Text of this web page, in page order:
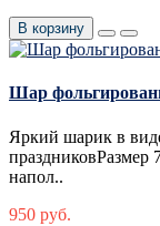
В корзину
Шар
Яркий шарик в
напол..
950 руб.